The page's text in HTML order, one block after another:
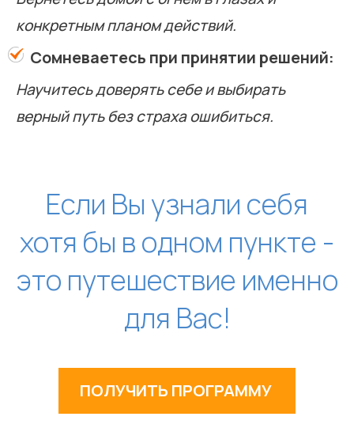
конкретным планом действий.
Сомневаетесь при принятии решений:
Научитесь доверять себе и выбирать
верный путь без страха ошибиться.
Если Вы узнали себя
хотя бы в одном пункте -
это путешествие именно
для Вас!
ПОЛУЧИТЬ ПРОГРАММУ